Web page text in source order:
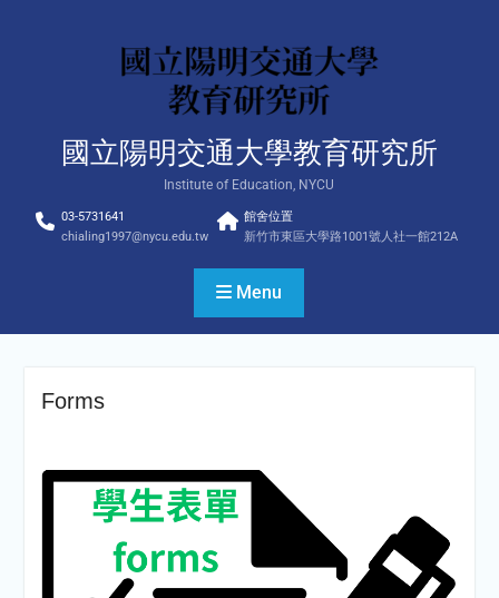
國立陽明交通大學教育研究所
Institute of Education, NYCU
03-5731641
chialing1997@nycu.edu.tw
館舍位置
新竹市東區大學路1001號人社一館212A
Menu
Forms